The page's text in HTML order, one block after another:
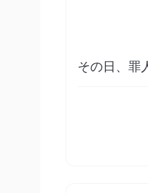
その日、罪